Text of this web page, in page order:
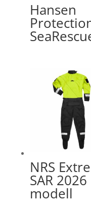
Hansen
NRS
SAR 2026
modell